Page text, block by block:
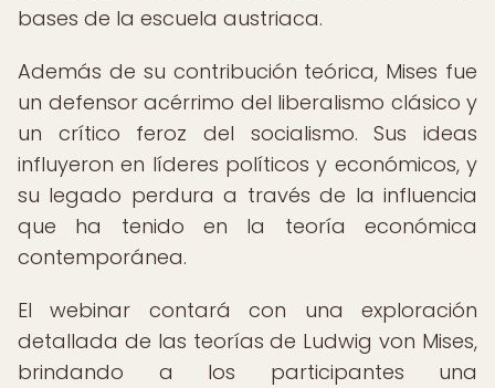
bases de la escuela austriaca.
Además de su contribución teórica, Mises fue
un defensor acérrimo del liberalismo clásico y
un crítico feroz del socialismo. Sus ideas
influyeron en líderes políticos y económicos, y
su legado perdura a través de la influencia
que ha tenido en la teoría económica
contemporánea.
El webinar contará con una exploración
detallada de las teorías de Ludwig von Mises,
brindando a los participantes una